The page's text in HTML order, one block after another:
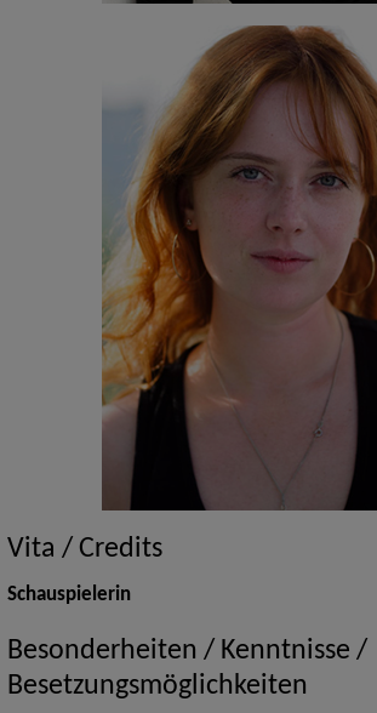
Vita / Credits
Schauspielerin
Besonderheiten / Kenntnisse /
Besetzungsmöglichkeiten